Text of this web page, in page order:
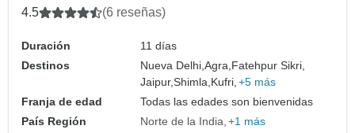
4.5 (6 reseñas)
Duración
11 días
Destinos
Nueva Delhi,Agra, Fatehpur Sikri,
Jaipur,Shimla, Kufri, +5 más
Franja de edad
Todas las edades son bienvenidas
País Región
Norte de la India +1 más